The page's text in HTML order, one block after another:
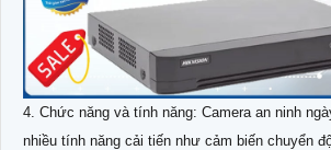
4. Chức năng và tính năng: Camera an ninh
nhiều tính năng cải tiến như cảm biến chuyển